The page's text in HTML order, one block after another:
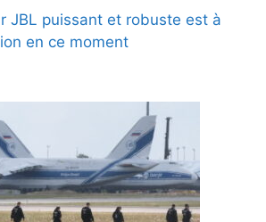
JBL puissant et robuste est à
en ce moment